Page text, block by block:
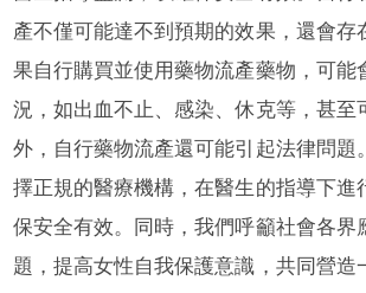
產不僅可能達不到預期的效果，還會存
果自行購買並使用藥物流產藥物，可能
況，如出血不止、感染、休克等，甚至
外，自行藥物流產還可能引起法律問題
擇正規的醫療機構，在醫生的指導下進
保安全有效。同時，我們呼籲社會各界
題，提高女性自我保護意識，共同營造